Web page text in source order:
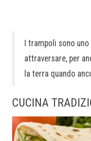
I trampoli sono
attraversare, per
la terra quando
CUCINA